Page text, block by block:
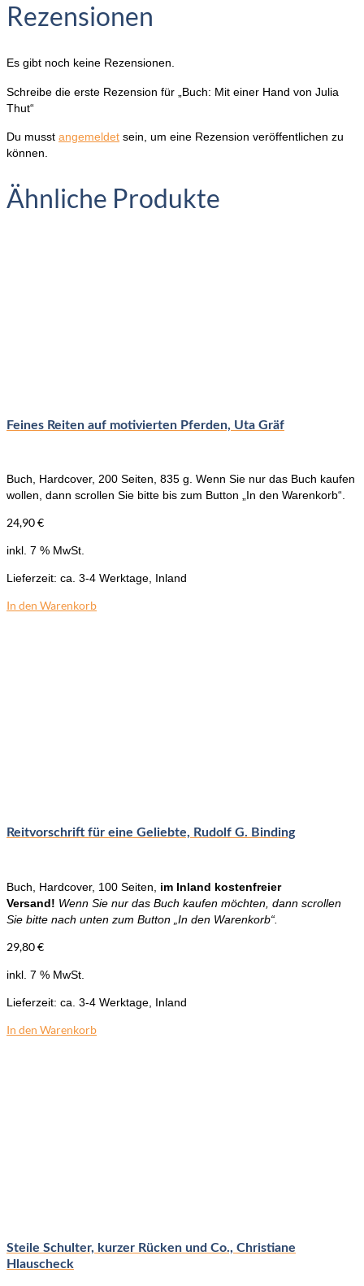
Rezensionen
Es gibt noch keine Rezensionen.
Schreibe die erste Rezension für „Buch: Mit einer Hand von Julia
Thut“
Du musst angemeldet sein, um eine Rezension veröffentlichen zu
können.
Ähnliche Produkte
Feines Reiten auf motivierten Pferden, Uta Gräf
Buch, Hardcover, 200 Seiten, 835 g. Wenn Sie nur das Buch kaufen
wollen, dann scrollen Sie bitte bis zum Button „In den Warenkorb“.
24,90€
inkl. 7 % MwSt.
Lieferzeit: ca. 3-4 Werktage, Inland
In den Warenkorb
Reitvorschrift für eine Geliebte, Rudolf G. Binding
Buch, Hardcover, 100 Seiten, im Inland kostenfreier
Versand! Wenn Sie nur das Buch kaufen möchten, dann scrollen
Sie bitte nach unten zum Button „In den Warenkorb“.
29,80€
inkl. 7 % MwSt.
Lieferzeit: ca. 3-4 Werktage, Inland
In den Warenkorb
Steile Schulter, kurzer Rücken und Co., Christiane
Hlauscheck